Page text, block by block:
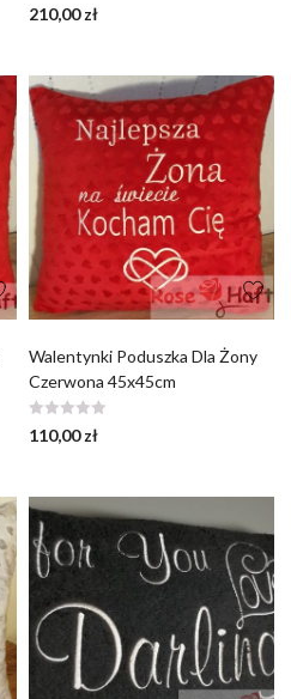
210,00zł
Walentynki Poduszka Dla Żony
Czerwona 45x45cm
110,00zł